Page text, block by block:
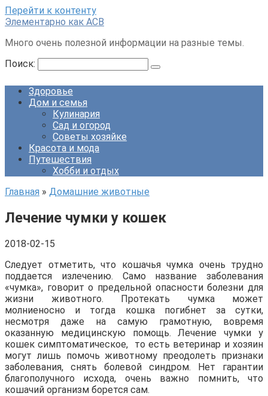
Перейти к контенту
Элементарно как ACB
Много очень полезной информации на разные темы.
Поиск:
Здоровье
Дом и семья
Кулинария
Сад и огород
Советы хозяйке
Красота и мода
Путешествия
Хобби и отдых
Главная » Домашние животные
Лечение чумки у кошек
2018-02-15
Следует отметить, что кошачья чумка очень трудно
поддается излечению. Само название заболевания
«чумка», говорит о предельной опасности болезни для
жизни животного. Протекать чумка может
молниеносно и тогда кошка погибнет за сутки,
несмотря даже на самую грамотную, вовремя
оказанную медицинскую помощь. Лечение чумки у
кошек симптоматическое, то есть ветеринар и хозяин
могут лишь помочь животному преодолеть признаки
заболевания, снять болевой синдром. Нет гарантии
благополучного исхода, очень важно помнить, что
кошачий организм борется сам.